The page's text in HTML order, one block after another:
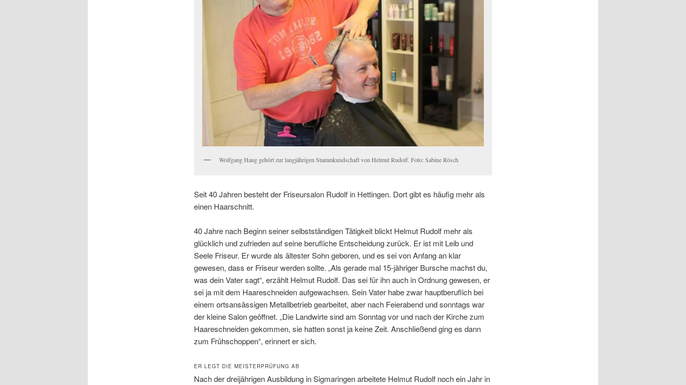
Wolfgang Haug gehört zur langjährigen Stammkundschaft von Helmut Rudolf. Foto: Sabine Rösch
Seit 40 Jahren besteht der Friseursalon Rudolf in Hettingen. Dort gibt es häufig mehr als
einen Haarschnitt.
40 Jahre nach Beginn seiner selbstständigen Tätigkeit blickt Helmut Rudolf mehr als
glücklich und zufrieden auf seine berufliche Entscheidung zurück. Er ist mit Leib und
Seele Friseur. Er wurde als ältester Sohn geboren, und es sei von Anfang an klar
gewesen, dass er Friseur werden sollte. „Als gerade mal 15-jähriger Bursche machst du,
was dein Vater sagt“, erzählt Helmut Rudolf. Das sei für ihn auch in Ordnung gewesen, er
sei ja mit dem Haareschneiden aufgewachsen. Sein Vater habe zwar hauptberuflich bei
einem ortsansässigen Metallbetrieb gearbeitet, aber nach Feierabend und sonntags war
der kleine Salon geöffnet. „Die Landwirte sind am Sonntag vor und nach der Kirche zum
Haareschneiden gekommen, sie hatten sonst ja keine Zeit. Anschließend ging es dann
zum Frühschoppen“, erinnert er sich.
ER LEGT DIE MEISTERPRÜFUNG AB
Nach der dreijährigen Ausbildung in Sigmaringen arbeitete Helmut Rudolf noch ein Jahr in